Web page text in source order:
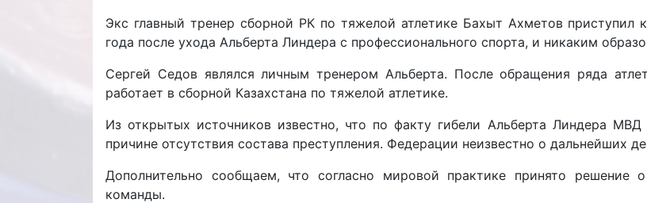
Экс главный тренер сборной РК по тяжелой атлетике Бахыт Ахметов приступил
года после ухода Альберта Линдера с профессионального спорта, и никаким
Сергей Седов являлся личным тренером Альберта. После обращения ряда
работает в сборной Казахстана по тяжелой атлетике.
Из открытых источников известно, что по факту гибели Альберта Линдера
причине отсутствия состава преступления. Федерации неизвестно о дальнейших
Дополнительно сообщаем, что согласно мировой практике принято
команды.